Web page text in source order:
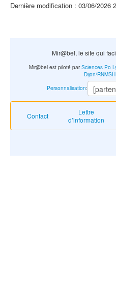
Dernière modification : 03/06/2026
Mir@bel, le site qui
Contact
Lettre
d’information
Mir@bel est piloté parSciences Po
Dijon/RNMSH
Personnalisation: